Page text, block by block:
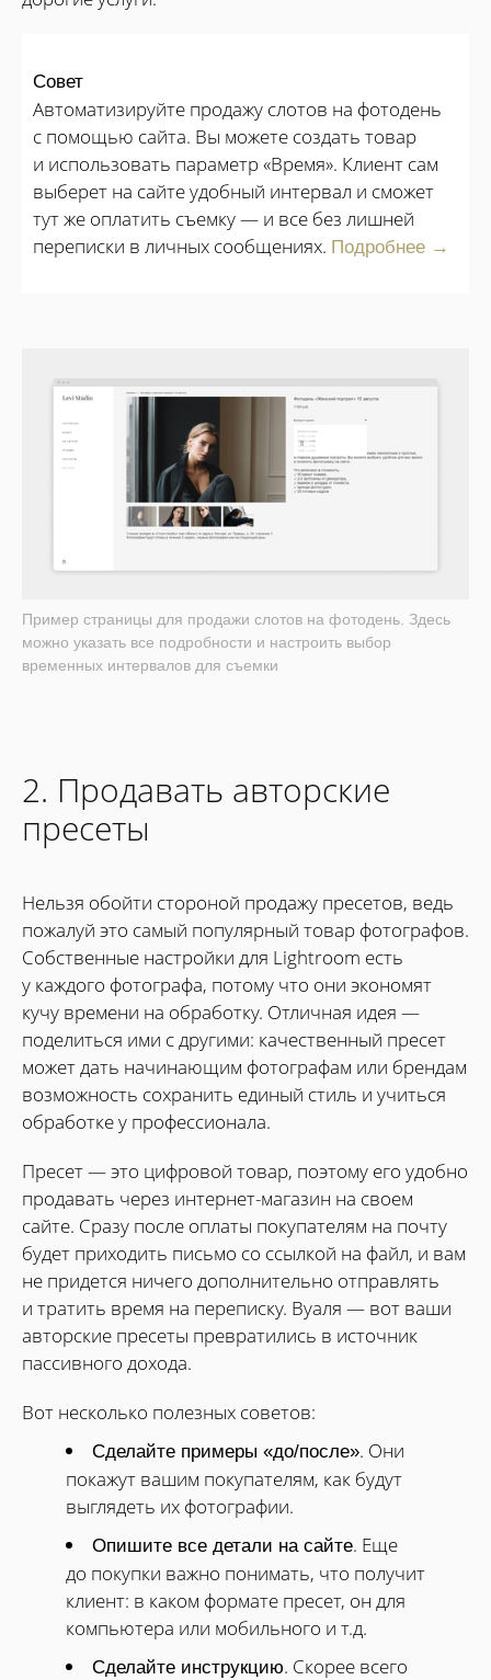
Совет
Автоматизируйте продажу слотов на фотодень
с помощью сайта. Вы можете создать товар
и использовать параметр «Время». Клиент сам
выберет на сайте удобный интервал и сможет
тут же оплатить съемку — и все без лишней
переписки в личных сообщениях. Подробнее →
Пример страницы для продажи слотов на фотодень. Здесь
можно указать все подробности и настроить выбор
временных интервалов для съемки
2. Продавать авторские
пресеты
Нельзя обойти стороной продажу пресетов, ведь
пожалуй это самый популярный товар фотографов.
Собственные настройки для Lightroom есть
у каждого фотографа, потому что они экономят
кучу времени на обработку. Отличная идея —
поделиться ими с другими: качественный пресет
может дать начинающим фотографам или брендам
возможность сохранить единый стиль и учиться
обработке у профессионала.
Пресет — это цифровой товар, поэтому его удобно
продавать через интернет-магазин на своем
сайте. Сразу после оплаты покупателям на почту
будет приходить письмо со ссылкой на файл, и вам
не придется ничего дополнительно отправлять
и тратить время на переписку. Вуаля — вот ваши
авторские пресеты превратились в источник
пассивного дохода.
Вот несколько полезных советов:
Сделайте примеры «до/после». Они
покажут вашим покупателям, как будут
выглядеть их фотографии.
Опишите все детали на сайте. Еще
до покупки важно понимать, что получит
клиент: в каком формате пресет, он для
компьютера или мобильного и т.д.
Сделайте инструкцию. Скорее всего